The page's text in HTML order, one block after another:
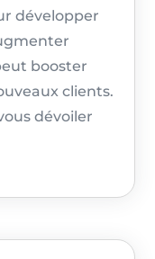
développer
booster
clients.
dévoiler